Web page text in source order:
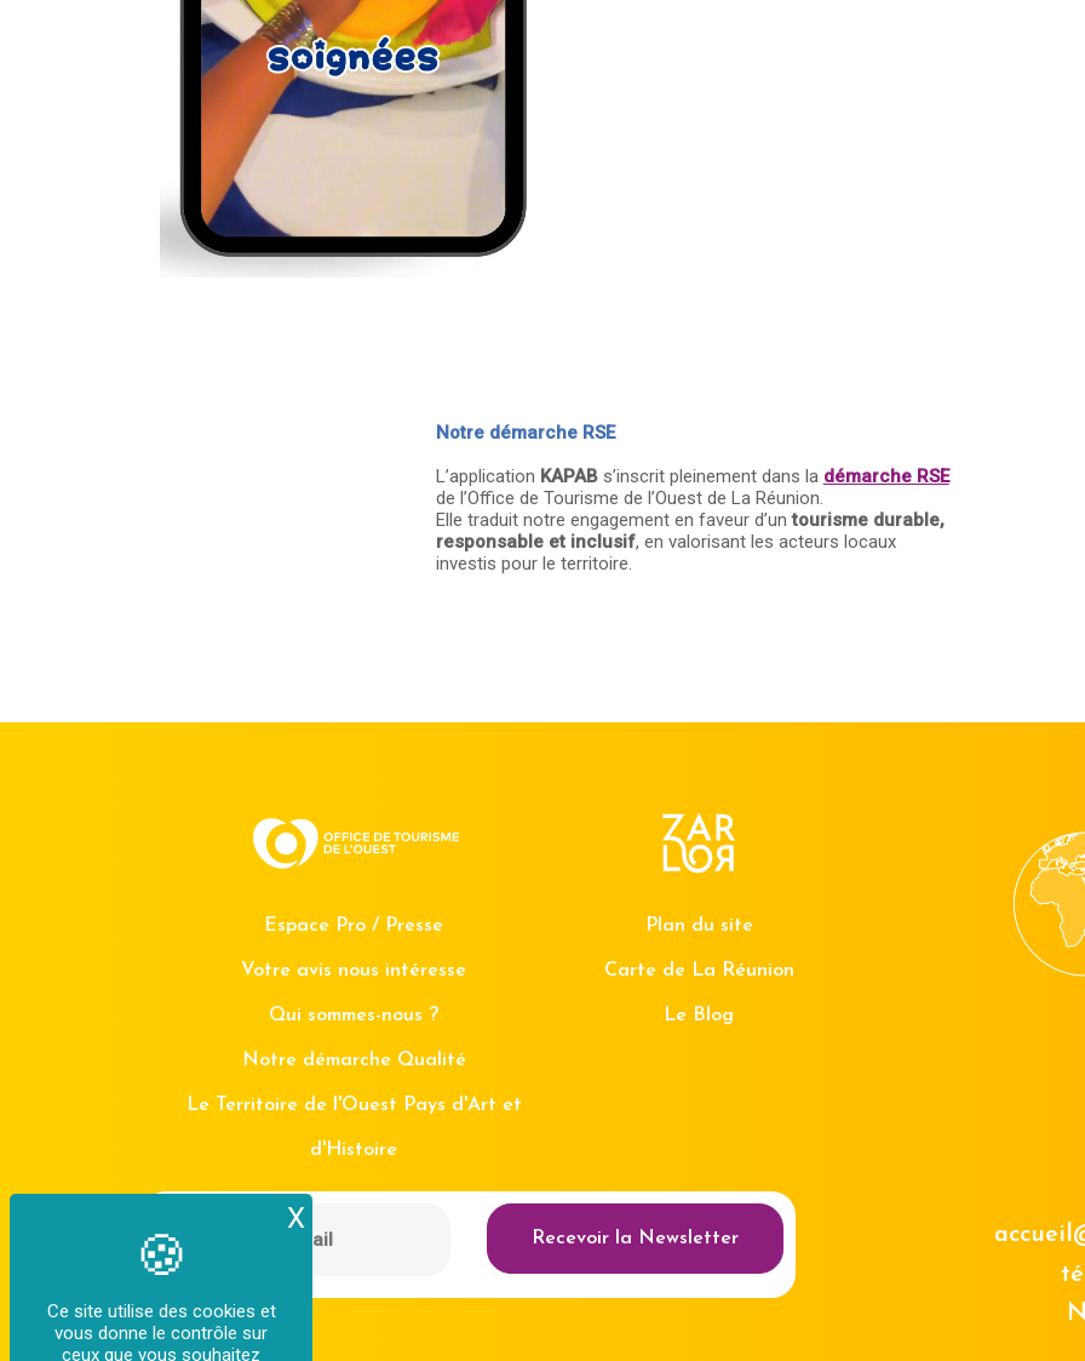
Ce site utilise des cookies et
vous donne le contrôle sur
ceux que vous souhaitez
X Masquer le bandeau des cookies
Notre démarche RSE
L’application KAPABs’inscrit pleinement dans la démarche RSE
de l’Office de Tourisme de l’Ouest de La Réunion.
Elle traduit notre engagement en faveur d’untourisme durable,
responsable et inclusif, en valorisant les acteurs locaux
investis pour le territoire.
Espace Pro / Presse
Votre avis nous intéresse
Qui sommes-nous ?
Notre démarche Qualité
Le Territoire de l'Ouest Pays d'Art et
d'Histoire
Plan du site
Carte de La Réunion
Le Blog
Recevoir la Newsletter